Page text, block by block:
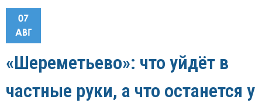
07
АВГ
«Шереметьево»: что уйдёт в
частные руки, а что останется у